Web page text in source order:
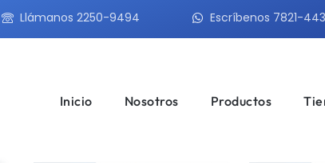
Llámanos 2250-9494 Escríbenos 7821-
Inicio Nosotros Productos